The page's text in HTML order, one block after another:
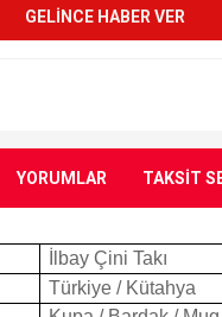
GELİNCE HABER VER
YORUMLAR TAKSİT
İlbay Çini Takı
Türkiye / Kütahya